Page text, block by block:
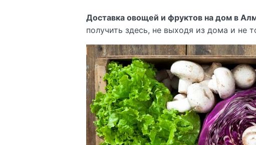
Доставка овощей и фруктов на дом в
получить здесь, не выходя из дома и не